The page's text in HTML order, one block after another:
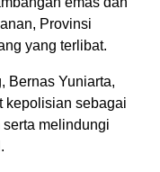
Provinsi
yang terlibat.
Bernas Yuniarta,
kepolisian sebagai
melindungi